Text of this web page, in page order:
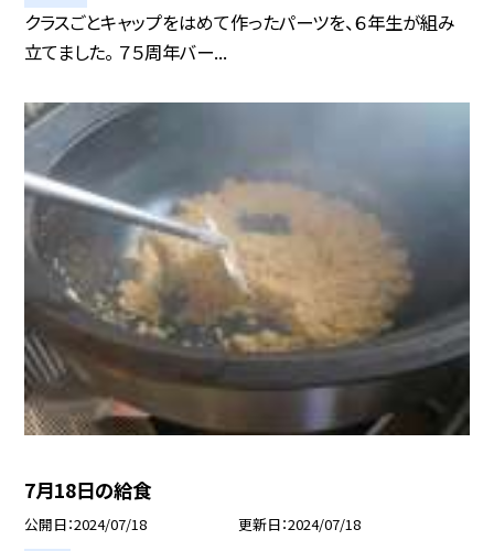
クラスごとキャップをはめて作ったパーツを、６年生が組み
立てました。 ７５周年バー...
7月18日の給食
公開日 2024/07/18 更新日 2024/07/18